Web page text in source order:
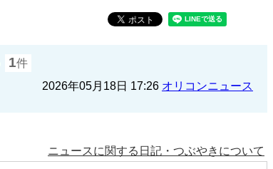
1件
2026年05月18日 17:26 オリコンニュース
ニュースに関する日記・つぶやきについて